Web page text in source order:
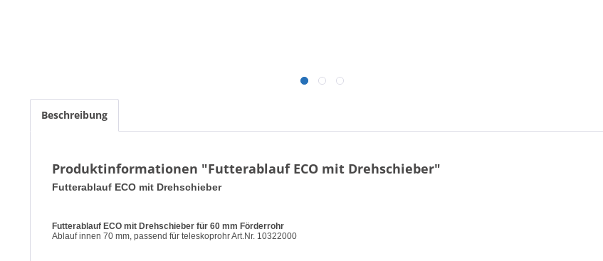
Beschreibung
Produktinformationen "Futterablauf ECO mit Drehschieber"
Futterablauf ECO mit Drehschieber
Futterablauf ECO mit Drehschieber für 60 mm Förderrohr
Ablauf innen 70 mm, passend für teleskoprohr Art.Nr. 10322000